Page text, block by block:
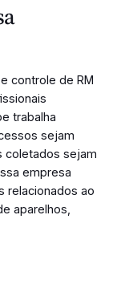
controle de RM
trabalha
sejam
coletados sejam
empresa
relacionados ao
aparelhos,